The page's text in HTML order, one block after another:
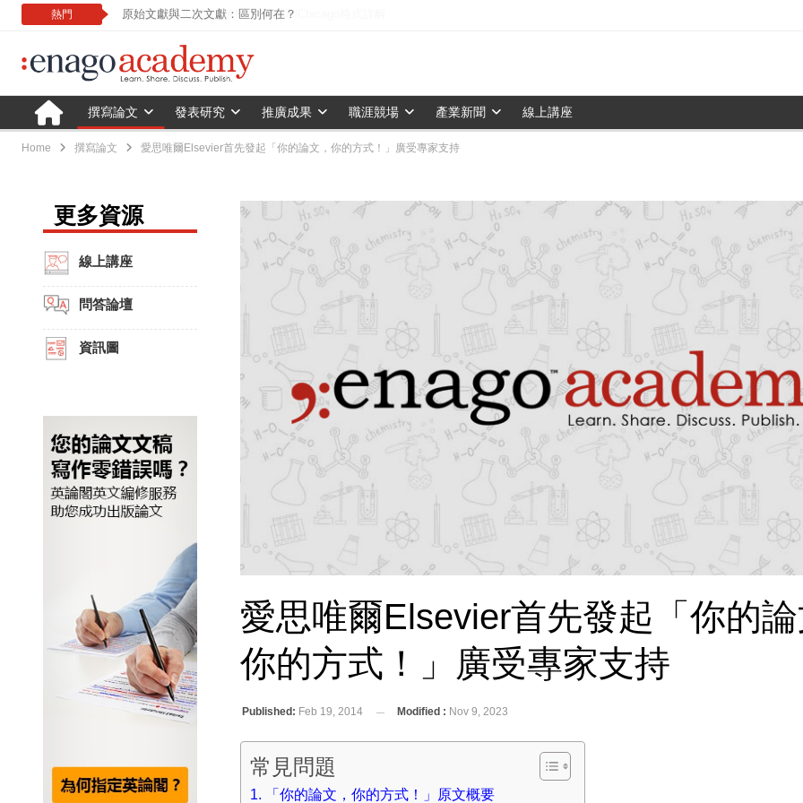
熱門 原始文獻與二次文獻：區別何在？
撰寫論文 發表研究 推廣成果 職涯競場 產業新聞 線上講座
Home 撰寫論文 愛思唯爾Elsevier首先發起「你的論文，你的方式！」廣受專家支持
愛思唯爾Elsevier首先發起「你的
你的方式！」廣受專家支持
Published: Feb 19, 2014 Modified : Nov 9, 2023
常見問題
「你的論文，你的方式！」原文概要
更多資源
線上講座
問答論壇
資訊圖